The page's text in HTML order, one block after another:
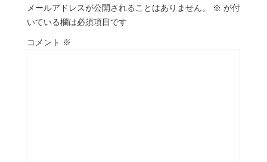
メールアドレスが公開されることはありません。 ※ が付
いている欄は必須項目です
コメント ※